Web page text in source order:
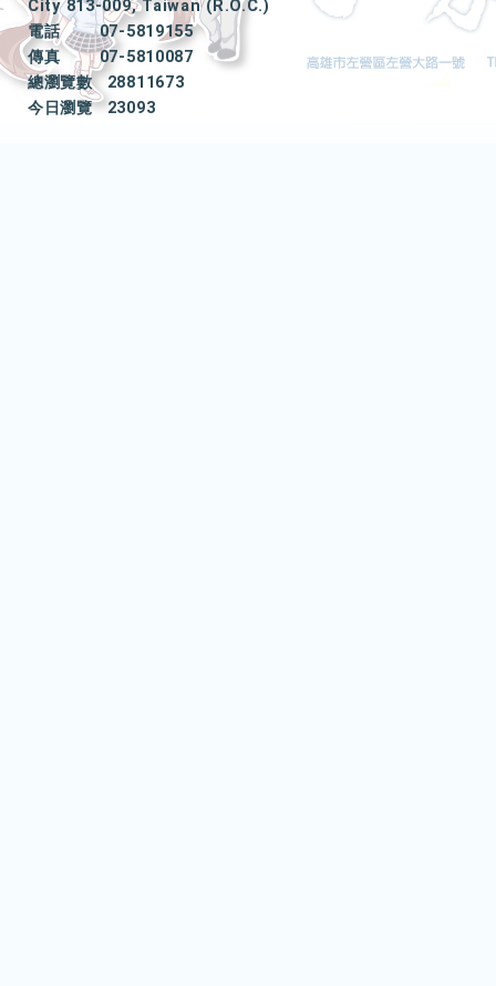
City 813-009, Taiwan (R.O.C.)
電話
07-5819155
傳真
07-5810087
總瀏覽數
28811673
今日瀏覽
23093